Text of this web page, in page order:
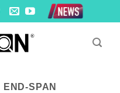
END-SPAN